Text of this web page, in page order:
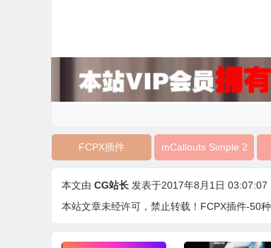
FCPX插件 mCallouts Simple 2
本文由 CG站长 发表于2017年8月1日 03:07:07
本站文章未经许可，禁止转载！ FCPX插件-50